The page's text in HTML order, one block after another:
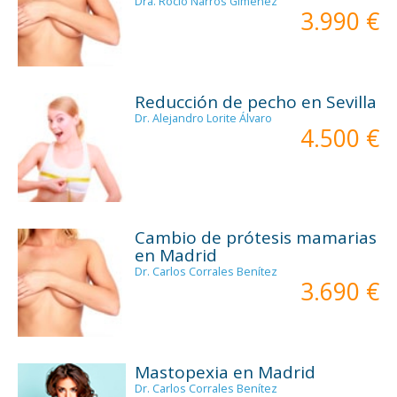
3.990 €
Reducción de pecho en Sevilla
Dr. Alejandro Lorite Álvaro
4.500 €
Cambio de prótesis mamarias
en Madrid
Dr. Carlos Corrales Benítez
3.690 €
Mastopexia en Madrid
Dr. Carlos Corrales Benítez